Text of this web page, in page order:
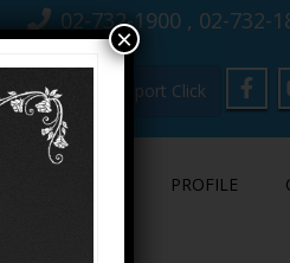
02-732-1900 , 02-732-
Click Support Click
PROFILE
×